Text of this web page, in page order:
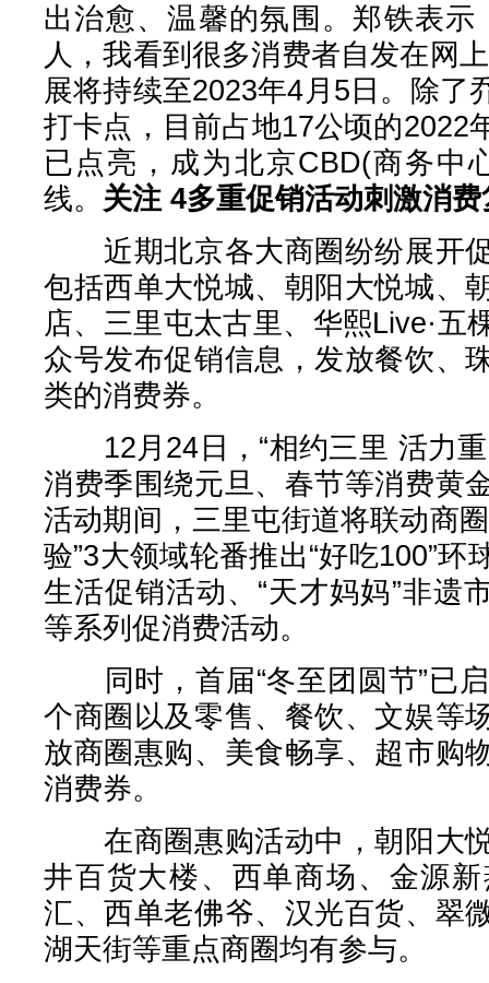
出治愈、温馨的氛围。郑铁表示
人，我看到很多消费者自发在网
展将持续至2023年4月5日。除了
打卡点，目前占地17公顷的2022
已点亮，成为北京CBD(商务中
线。 关注 4多重促销活动刺激消费
近期北京各大商圈纷纷展开
包括西单大悦城、朝阳大悦城、
店、三里屯太古里、华熙Live·五
众号发布促销信息，发放餐饮、
类的消费券。
12月24日，“相约三里 活力重
消费季围绕元旦、春节等消费黄
活动期间，三里屯街道将联动商
验”3大领域轮番推出“好吃100”
生活促销活动、“天才妈妈”非遗
等系列促消费活动。
同时，首届“冬至团圆节”已
个商圈以及零售、餐饮、文娱等
放商圈惠购、美食畅享、超市购
消费券。
在商圈惠购活动中，朝阳大
井百货大楼、西单商场、金源
汇、西单老佛爷、汉光百货、翠
湖天街等重点商圈均有参与。